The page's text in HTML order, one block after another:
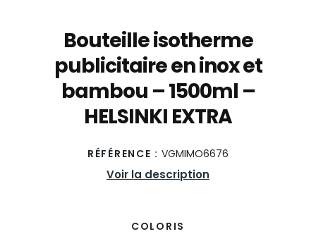
Bouteille isotherme
publicitaire en inox et
bambou – 1500ml –
HELSINKI EXTRA
RÉFÉRENCE : VGMIMO6676
Voir la description
COLORIS